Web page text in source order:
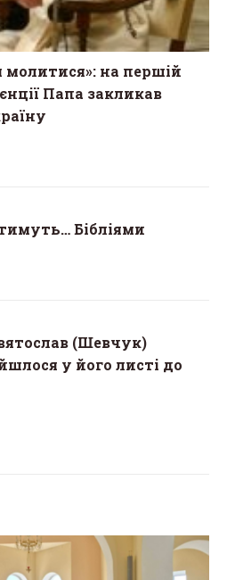
на першій
Папа закликав
Бібліями
(Шевчук)
у його листі до